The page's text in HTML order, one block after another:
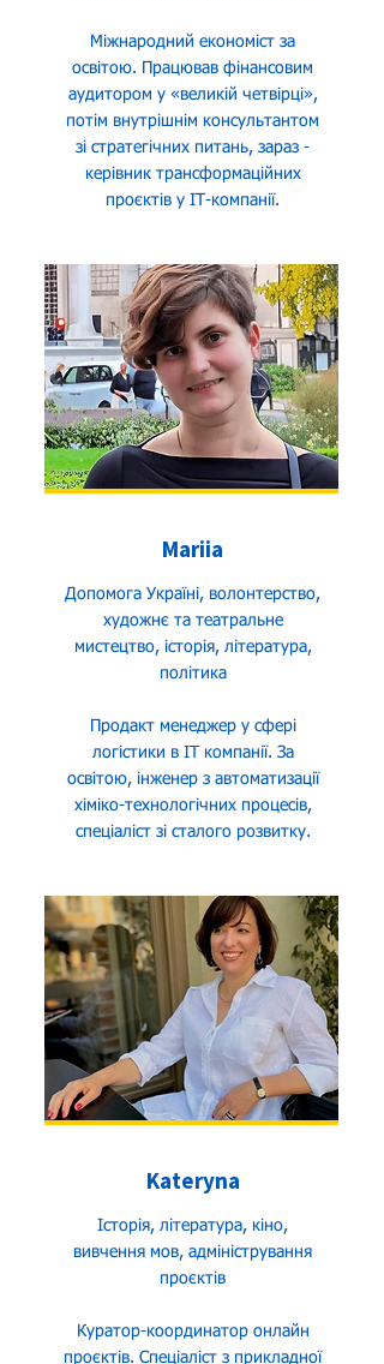
Міжнародний економіст за
освітою. Працював фінансовим
аудитором у «великій четвірці»,
потім внутрішнім консультантом
зі стратегічних питань, зараз -
керівник трансформаційних
проєктів у ІТ-компанії.
Mariia
Допомога Україні, волонтерство,
художнє та театральне
мистецтво, історія, література,
політика
Продакт менеджер у сфері
логістики в IT компанії. За
освітою, інженер з автоматизації
хіміко-технологічних процесів,
спеціаліст зі сталого розвитку.
Kateryna
Історія, література, кіно,
вивчення мов, адміністрування
проєктів
Куратор-координатор онлайн
проєктів. Спеціаліст з прикладної